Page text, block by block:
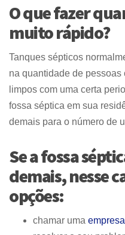
O que fazer
muito rápido?
Tanques sépticos
na quantidade de
limpos com uma certa
fossa séptica em sua
demais para o número de
Se a fossa
demais, nesse
opções:
chamar uma